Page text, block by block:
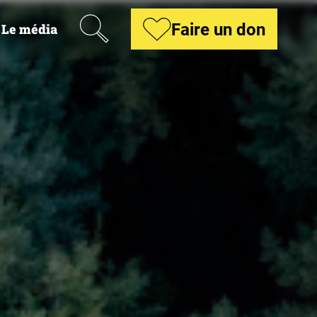
Le média
Recherche
Faire un don